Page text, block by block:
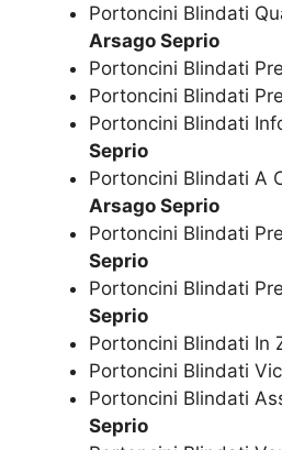
Portoncini Blindati
Arsago Seprio
Portoncini Blindati
Portoncini Blindati
Portoncini Blindati
Seprio
Portoncini Blindati A
Arsago Seprio
Portoncini Blindati
Seprio
Portoncini Blindati
Seprio
Portoncini Blindati In
Portoncini Blindati
Portoncini Blindati
Seprio